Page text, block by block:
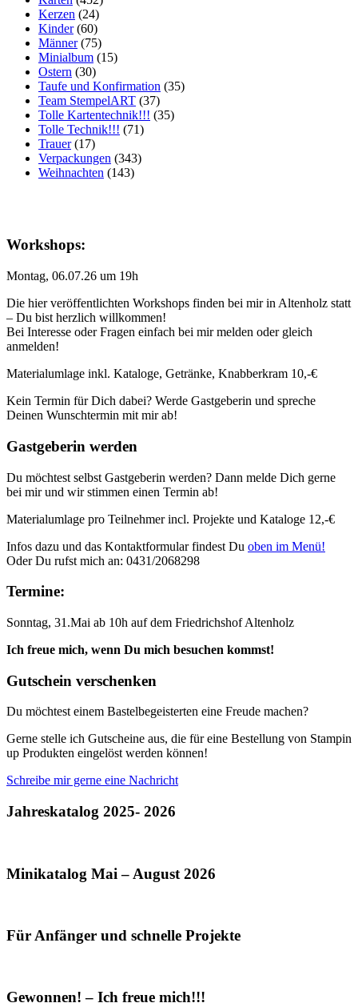
Kerzen (24)
Kinder(60)
Männer(75)
Minialbum (15)
Ostern (30)
Taufe und Konfirmation (35)
Team StempelART (37)
Tolle Kartentechnik!!! (35)
Tolle Technik!!! (71)
Trauer(17)
Verpackungen (343)
Weihnachten (143)
Workshops:
Montag, 06.07.26 um 19h
Die hier veröffentlichten Workshops finden bei mir in Altenholz statt
– Du bist herzlich willkommen!
Bei Interesse oder Fragen einfach bei mir melden oder gleich
anmelden!
Materialumlage inkl. Kataloge, Getränke, Knabberkram 10,-€
Kein Termin für Dich dabei? Werde Gastgeberin und spreche
Deinen Wunschtermin mit mir ab!
Gastgeberin werden
Du möchtest selbst Gastgeberin werden? Dann melde Dich gerne
bei mir und wir stimmen einen Termin ab!
Materialumlage pro Teilnehmer incl. Projekte und Kataloge 12,-€
Infos dazu und das Kontaktformular findest Du oben im Menü!
Oder Du rufst mich an: 0431/2068298
Termine:
Sonntag, 31.Mai ab 10h auf dem Friedrichshof Altenholz
Ich freue mich, wenn Du mich besuchen kommst!
Gutschein verschenken
Du möchtest einem Bastelbegeisterten eine Freude machen?
Gerne stelle ich Gutscheine aus, die für eine Bestellung von Stampin
up Produkten eingelöst werden können!
Schreibe mir gerne eine Nachricht
Jahreskatalog 2025- 2026
Minikatalog Mai – August 2026
Für Anfänger und schnelle Projekte
Gewonnen! – Ich freue mich!!!